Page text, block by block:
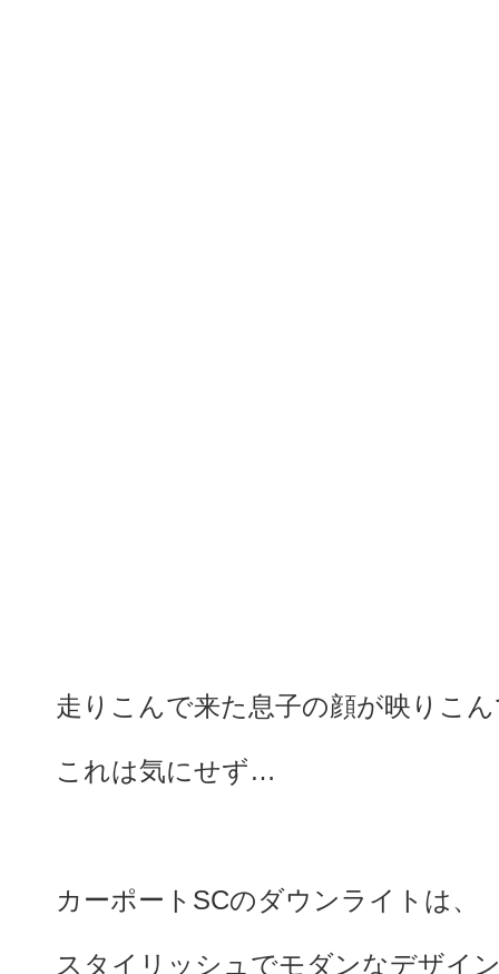
走りこんで来た息子の顔が映りこ
これは気にせず…
カーポートSCのダウンライトは、
スタイリッシュでモダンなデザイ